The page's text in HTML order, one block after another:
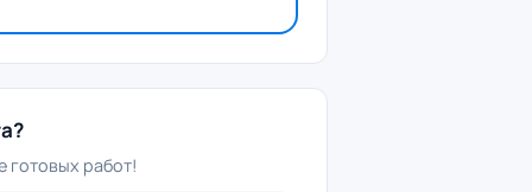
готовых работ!